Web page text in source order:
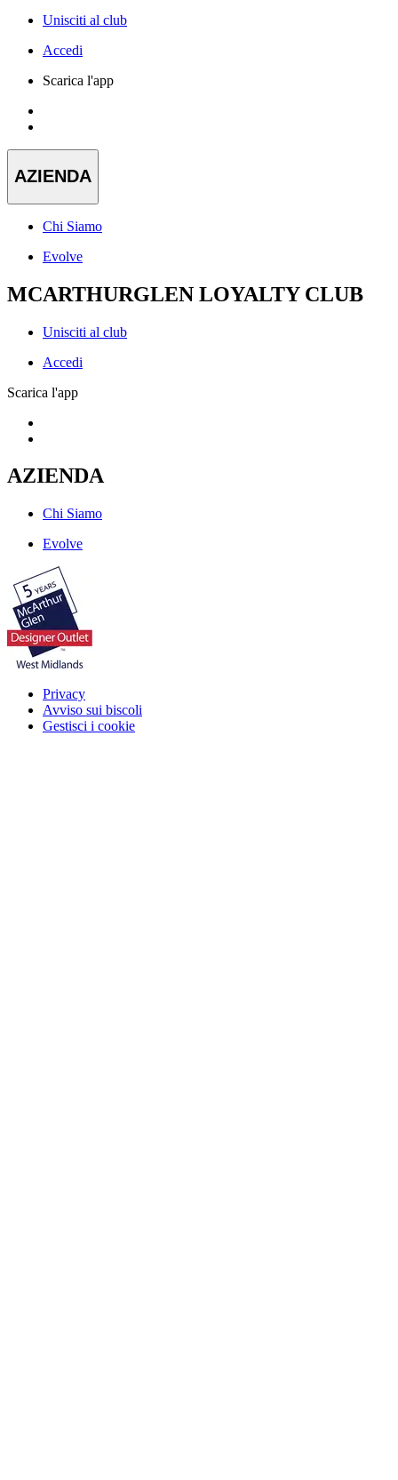
Unisciti al club
Accedi
Scarica l'app
AZIENDA
Chi Siamo
Evolve
MCARTHURGLEN LOYALTY CLUB
Unisciti al club
Accedi
Scarica l'app
AZIENDA
Chi Siamo
Evolve
Privacy
Avviso sui biscoli
Gestisci i cookie